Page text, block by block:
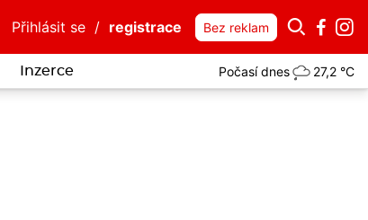
Přihlásit se / registrace Bez reklam
Inzerce Počasí dnes 27,2 °C